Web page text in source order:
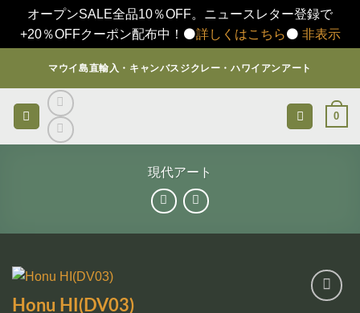
オープンSALE全品10％OFF。ニュースレター登録で
+20％OFFクーポン配布中！⚫️詳しくはこちら⚫️ 非表示
マウイ島直輸入・キャンバスジクレー・ハワイアンアート
0
現代アート
Honu HI(DV03)